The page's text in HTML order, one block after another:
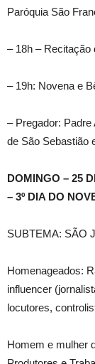
Paróquia São
– 18h – Recitação
– 19h: Novena e
– Pregador:
de São Sebastião
DOMINGO – 25
– 3º DIA DO
SUBTEMA: SÃO
Homenageados:
influencer
locutores,
Homem e mulher